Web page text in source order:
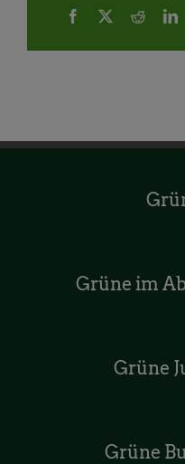
Facebook
X Reddit
Grüne im
Grüne
Grüne